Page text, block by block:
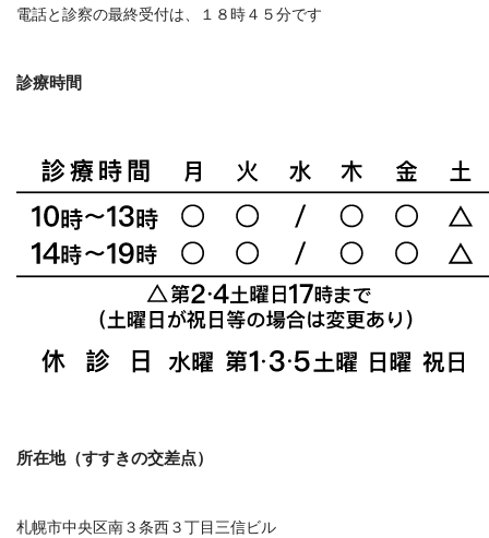
電話と診察の最終受付は、１８時４５分です
診療時間
所在地（すすきの交差点）
札幌市中央区南３条西３丁目三信ビル